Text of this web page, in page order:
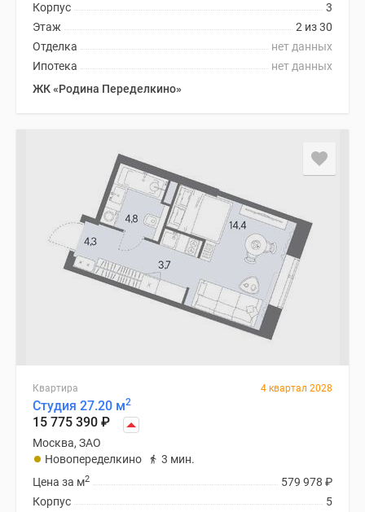
3
Корпус
2 из 30
Этаж
нет данных
Отделка
нет данных
Ипотека
ЖК «Родина Переделкино»
Квартира 4 квартал 2028
Студия 27.20 м2
15 775 390 ₽
Москва, ЗАО
Новопеределкино
3 мин.
579 978 ₽
Цена за м2
5
Корпус